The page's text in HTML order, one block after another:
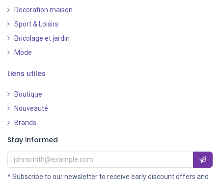
Decoration maison
Sport & Loisirs
Bricolage et jardin
Mode
Liens utiles
Boutique
Nouveauté
Brands
Stay informed
* Subscribe to our newsletter to receive early discount offers and